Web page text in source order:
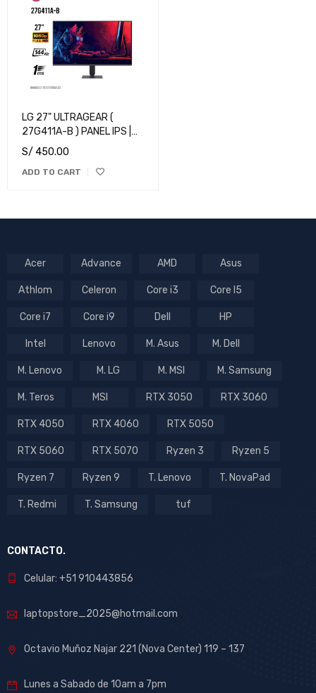
LG 27" ULTRAGEAR (
27G411A-B ) PANEL IPS |
144HZ - 1MS| HDMI - DP
S/ 450.00
ADD TO CART
Acer Advance AMD Asus
Athlom Celeron Core i3 Core I5
Core i7 Core i9 Dell HP
Intel Lenovo M. Asus M. Dell
M. Lenovo M. LG M. MSI M. Samsung
M. Teros MSI RTX 3050 RTX 3060
RTX 4050 RTX 4060 RTX 5050
RTX 5060 RTX 5070 Ryzen 3 Ryzen 5
Ryzen 7 Ryzen 9 T. Lenovo T. NovaPad
T. Redmi T. Samsung tuf
CONTACTO.
Celular: +51 910443856
laptopstore_2025@hotmail.com
Octavio Muñoz Najar 221 (Nova Center) 119 – 137
Lunes a Sabado de 10am a 7pm